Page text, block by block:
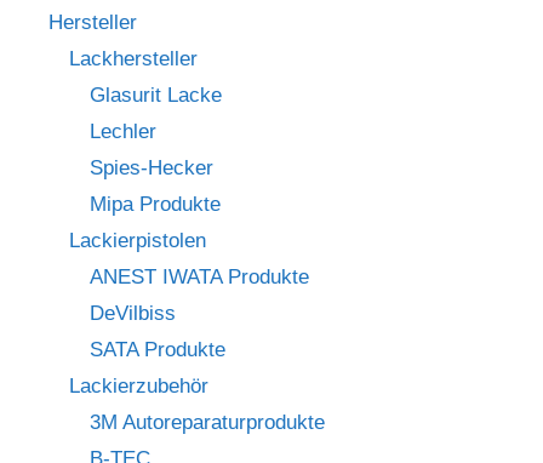
Hersteller
Lackhersteller
Glasurit Lacke
Lechler
Spies-Hecker
Mipa Produkte
Lackierpistolen
ANEST IWATA Produkte
DeVilbiss
SATA Produkte
Lackierzubehör
3M Autoreparaturprodukte
B-TEC